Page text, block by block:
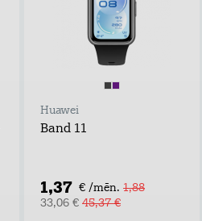
Huawei
Band 11
1,37 € /mēn. 1,88
33,06 € 45,37 €